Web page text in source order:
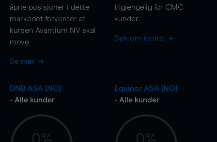
åpne posisjoner i dette
markedet forventer at
kursen Avantium NV skal
move
Se mer
tilgjengelig for CMC
kunder.
Søk om konto
DNB ASA (NO)
- Alle kunder
Equinor ASA (NO)
- Alle kunder